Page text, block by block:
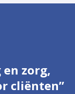
zorg,
cliënten”